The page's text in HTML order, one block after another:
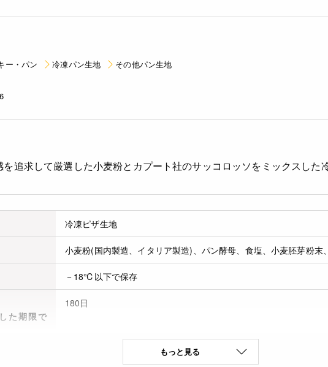
ー・パン 冷凍パン生地
その他パン生地
追求して厳選した小麦粉とカプート社のサッコロッソをミックスした
冷凍ピザ生地
小麦粉(国内製造、イタリア製造)、パン酵母、食塩、小麦胚芽粉末
－18℃以下で保存
た期限で
180日
乳成分、小麦(特定原材料8品目)
もっと見る